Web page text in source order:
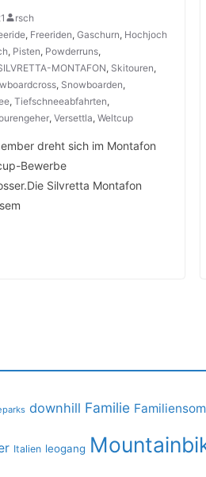
rsch
, Freeriden, Gaschurn, Hochjoch
, Pisten, Powderruns,
MONTAFON, Skitouren,
, Snowboarden,
, Tiefschneeabfahrten,
, Versettla, Weltcup
dreht sich im Montafon
Bewerbe
Silvretta Montafon
downhill Familie
Italien leogang